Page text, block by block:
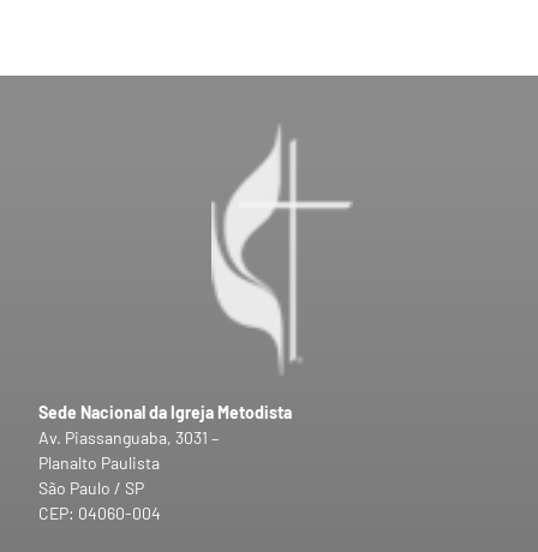
Sede Nacional da Igreja Metodista
Av. Piassanguaba, 3031 –
Planalto Paulista
São Paulo / SP
CEP: 04060-004